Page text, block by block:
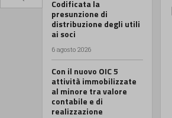
Codificata la
presunzione di
distribuzione degli utili
ai soci
6 agosto 2026
Con il nuovo OIC 5
attività immobilizzate
al minore tra valore
contabile e di
realizzazione